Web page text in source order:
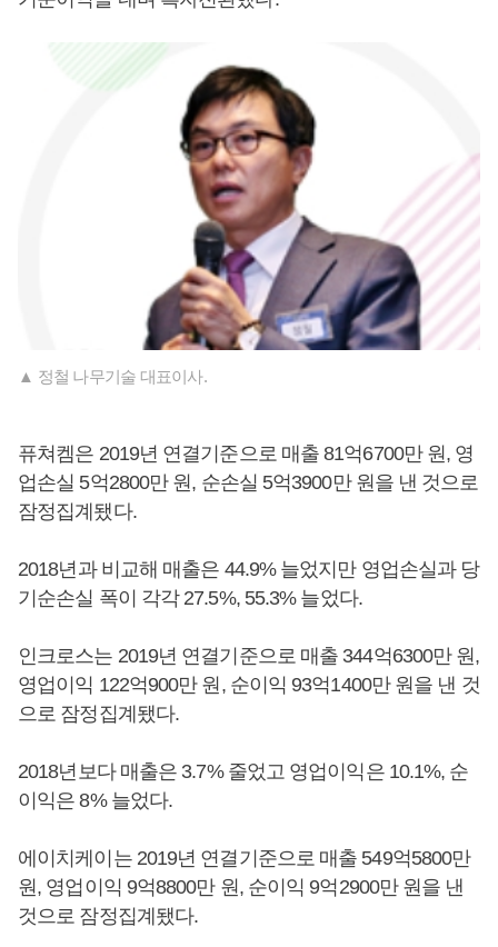
▲ 정철 나무기술 대표이사.
퓨쳐켐은 2019년 연결기준으로 매출 81억6700만 원, 영
업손실 5억2800만 원, 순손실 5억3900만 원을 낸 것으로
잠정집계됐다.
2018년과 비교해 매출은 44.9% 늘었지만 영업손실과 당
기순손실 폭이 각각 27.5%, 55.3% 늘었다.
인크로스는 2019년 연결기준으로 매출 344억6300만 원,
영업이익 122억900만 원, 순이익 93억1400만 원을 낸 것
으로 잠정집계됐다.
2018년보다 매출은 3.7% 줄었고 영업이익은 10.1%, 순
이익은 8% 늘었다.
에이치케이는 2019년 연결기준으로 매출 549억5800만
원, 영업이익 9억8800만 원, 순이익 9억2900만 원을 낸
것으로 잠정집계됐다.